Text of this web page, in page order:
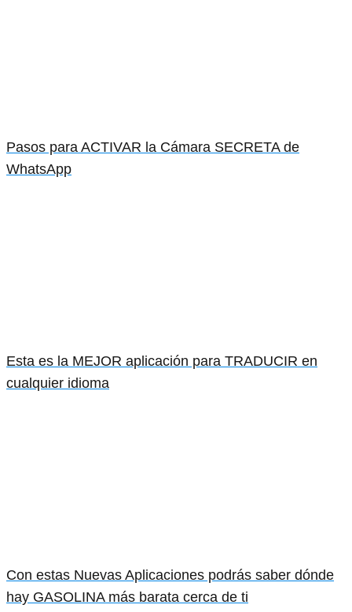
Pasos para ACTIVAR la Cámara SECRETA de
WhatsApp
Esta es la MEJOR aplicación para TRADUCIR en
cualquier idioma
Con estas Nuevas Aplicaciones podrás saber dónde
hay GASOLINA más barata cerca de ti